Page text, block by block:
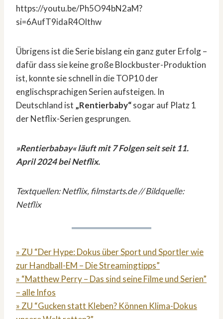
https://youtu.be/Ph5O94bN2aM?
si=6AufT9idaR4Olthw
Übrigens ist die Serie bislang ein ganz guter Erfolg –
dafür dass sie keine große Blockbuster-Produktion
ist, konnte sie schnell in die TOP10 der
englischsprachigen Serien aufsteigen. In
Deutschland ist „Rentierbaby“sogar auf Platz 1
der Netflix-Serien gesprungen.
»Rentierbabay« läuft mit 7 Folgen seit seit 11.
April 2024 bei Netflix.
Textquellen: Netflix, filmstarts.de // Bildquelle:
Netflix
» ZU “Der Hype: Dokus über Sport und Sportler wie
zur Handball-EM – Die Streamingtipps”
» “Matthew Perry – Das sind seine Filme und Serien”
– alle Infos
» ZU “Gucken statt Kleben? Können Klima-Dokus